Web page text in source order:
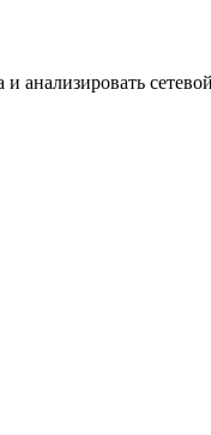
анализировать